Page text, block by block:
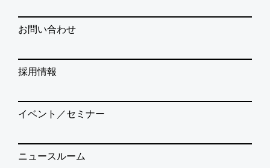
お問い合わせ
採用情報
イベント／セミナー
ニュースルーム